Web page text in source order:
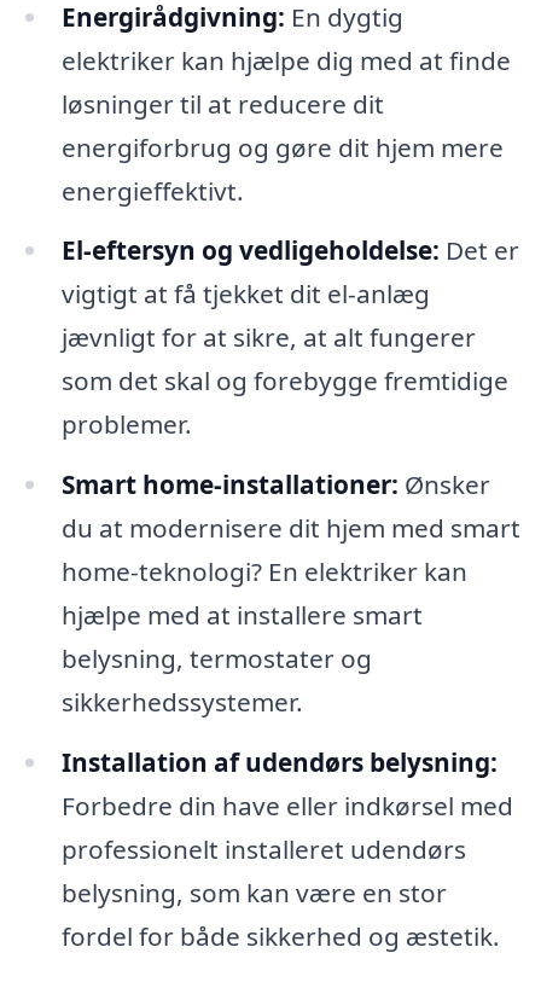
Energirådgivning: En dygtig
elektriker kan hjælpe dig med at finde
løsninger til at reducere dit
energiforbrug og gøre dit hjem mere
energieffektivt.
El-eftersyn og vedligeholdelse: Det er
vigtigt at få tjekket dit el-anlæg
jævnligt for at sikre, at alt fungerer
som det skal og forebygge fremtidige
problemer.
Smart home-installationer: Ønsker
du at modernisere dit hjem med smart
home-teknologi? En elektriker kan
hjælpe med at installere smart
belysning, termostater og
sikkerhedssystemer.
Installation af udendørs belysning:
Forbedre din have eller indkørsel med
professionelt installeret udendørs
belysning, som kan være en stor
fordel for både sikkerhed og æstetik.